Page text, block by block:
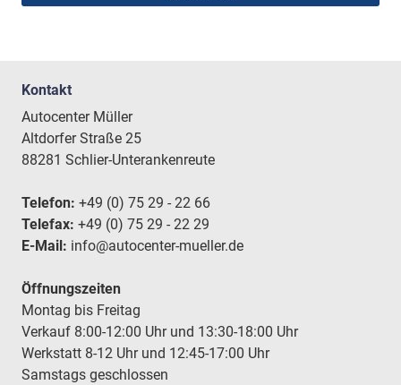
Kontakt
Autocenter Müller
Altdorfer Straße 25
88281 Schlier-Unterankenreute
Telefon: +49 (0) 75 29 - 22 66
Telefax: +49 (0) 75 29 - 22 29
E-Mail: info@autocenter-mueller.de
Öffnungszeiten
Montag bis Freitag
Verkauf 8:00-12:00 Uhr und 13:30-18:00 Uhr
Werkstatt 8-12 Uhr und 12:45-17:00 Uhr
Samstags geschlossen